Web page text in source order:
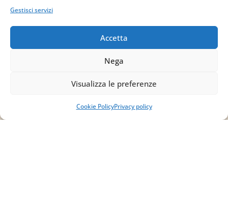
Gestisci servizi
Accetta
Nega
Visualizza le preferenze
Cookie PolicyPrivacy policy
P.IVA
ISCRIVITI ALLA
NEWSLETTER
Per restare sempre aggiornato su tutte le
novità, clicca sul pulsante qui sotto e